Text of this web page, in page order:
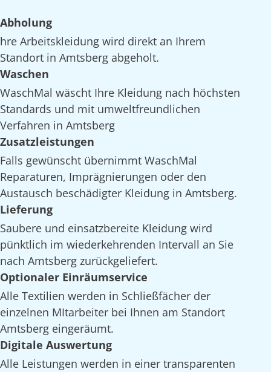
Abholung
hre Arbeitskleidung wird direkt an Ihrem
Standort in Amtsberg abgeholt.
Waschen
WaschMal wäscht Ihre Kleidung nach höchsten
Standards und mit umweltfreundlichen
Verfahren in Amtsberg
Zusatzleistungen
Falls gewünscht übernimmt WaschMal
Reparaturen, Imprägnierungen oder den
Austausch beschädigter Kleidung in Amtsberg.
Lieferung
Saubere und einsatzbereite Kleidung wird
pünktlich im wiederkehrenden Intervall an Sie
nach Amtsberg zurückgeliefert.
Optionaler Einräumservice
Alle Textilien werden in Schließfächer der
einzelnen MItarbeiter bei Ihnen am Standort
Amtsberg eingeräumt.
Digitale Auswertung
Alle Leistungen werden in einer transparenten